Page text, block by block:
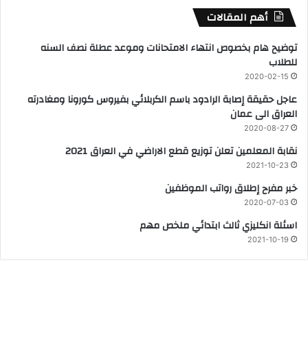
أهم المقالات
توضيح هام بخصوص انتهاء الامتحانات وموعد عطلة نصف السنه
للطلاب
2020-02-15
عاجل حقيقة إصابة الرادود باسم الكربلائي بفيروس كورونا ومغادرته
العراق الى عمان
2020-08-27
نقابة المعلمين تعلن توزيع قطع الاراضي في العراق 2021
2021-10-23
خبر مفرح إطلاق رواتب الموظفين
2020-07-03
اسئلة انكليزي ثالث ابتدائي ملخص مهم
2021-10-19